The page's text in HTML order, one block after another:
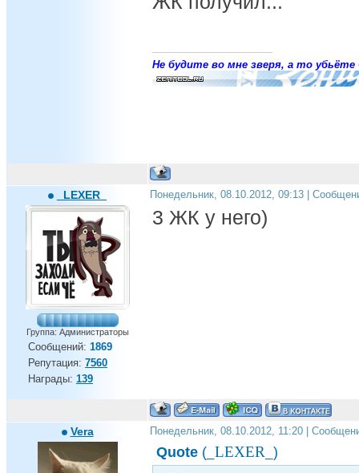
Не будите во мне зверя, а то убьёте
_LEXER_
Группа: Администраторы
Сообщений: 1869
Репутация: 7560
Награды: 139
Понедельник, 08.10.2012, 09:13 |
3 ЖК у него)
Vera Понедельник, 08.10.2012, 11:20 |
Quote ( _LEXER_ )